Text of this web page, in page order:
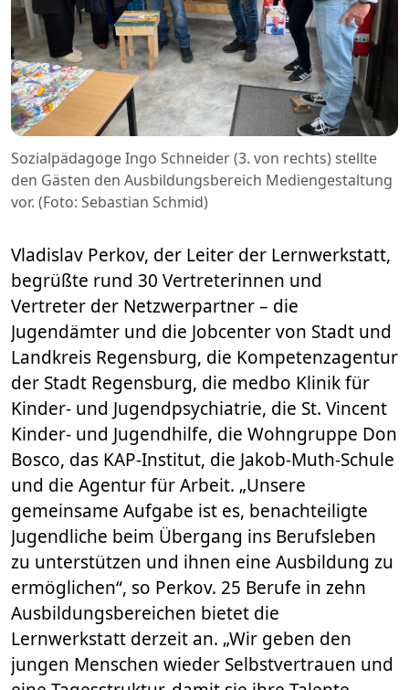
Sozialpädagoge Ingo Schneider (3. von rechts) stellte
den Gästen den Ausbildungsbereich Mediengestaltung
vor. (Foto: Sebastian Schmid)
Vladislav Perkov, der Leiter der Lernwerkstatt,
begrüßte rund 30 Vertreterinnen und
Vertreter der Netzwerpartner – die
Jugendämter und die Jobcenter von Stadt und
Landkreis Regensburg, die Kompetenzagentur
der Stadt Regensburg, die medbo Klinik für
Kinder- und Jugendpsychiatrie, die St. Vincent
Kinder- und Jugendhilfe, die Wohngruppe Don
Bosco, das KAP-Institut, die Jakob-Muth-Schule
und die Agentur für Arbeit. „Unsere
gemeinsame Aufgabe ist es, benachteiligte
Jugendliche beim Übergang ins Berufsleben
zu unterstützen und ihnen eine Ausbildung zu
ermöglichen“, so Perkov. 25 Berufe in zehn
Ausbildungsbereichen bietet die
Lernwerkstatt derzeit an. „Wir geben den
jungen Menschen wieder Selbstvertrauen und